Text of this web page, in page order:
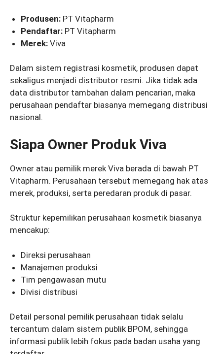
Produsen: PT Vitapharm
Pendaftar: PT Vitapharm
Merek: Viva
Dalam sistem registrasi kosmetik, produsen dapat
sekaligus menjadi distributor resmi. Jika tidak ada
data distributor tambahan dalam pencarian, maka
perusahaan pendaftar biasanya memegang distribusi
nasional.
Siapa Owner Produk Viva
Owner atau pemilik merek Viva berada di bawah PT
Vitapharm. Perusahaan tersebut memegang hak atas
merek, produksi, serta peredaran produk di pasar.
Struktur kepemilikan perusahaan kosmetik biasanya
mencakup:
Direksi perusahaan
Manajemen produksi
Tim pengawasan mutu
Divisi distribusi
Detail personal pemilik perusahaan tidak selalu
tercantum dalam sistem publik BPOM, sehingga
informasi publik lebih fokus pada badan usaha yang